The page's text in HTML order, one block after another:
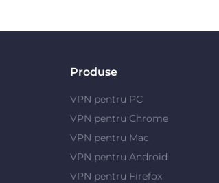
Produse
VPN pentru PC
VPN pentru Chrome
VPN pentru Mac
VPN pentru Android
VPN pentru Firefox